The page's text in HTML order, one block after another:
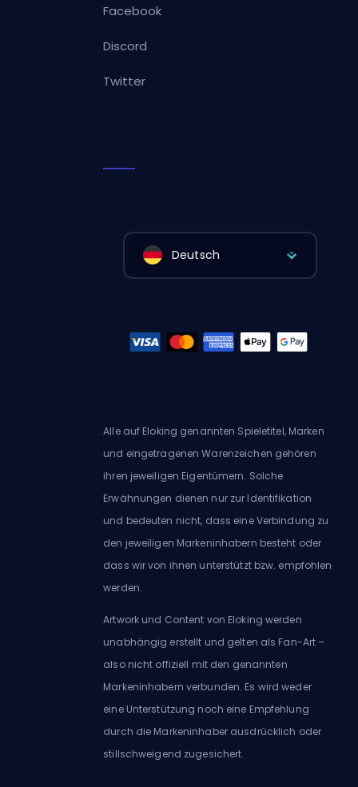
Facebook
Discord
Twitter
Deutsch
Alle auf Eloking genannten Spieletitel, Marken
und eingetragenen Warenzeichen gehören
ihren jeweiligen Eigentümern. Solche
Erwähnungen dienen nur zur Identifikation
und bedeuten nicht, dass eine Verbindung zu
den jeweiligen Markeninhabern besteht oder
dass wir von ihnen unterstützt bzw. empfohlen
werden.
Artwork und Content von Eloking werden
unabhängig erstellt und gelten als Fan-Art –
also nicht offiziell mit den genannten
Markeninhabern verbunden. Es wird weder
eine Unterstützung noch eine Empfehlung
durch die Markeninhaber ausdrücklich oder
stillschweigend zugesichert.